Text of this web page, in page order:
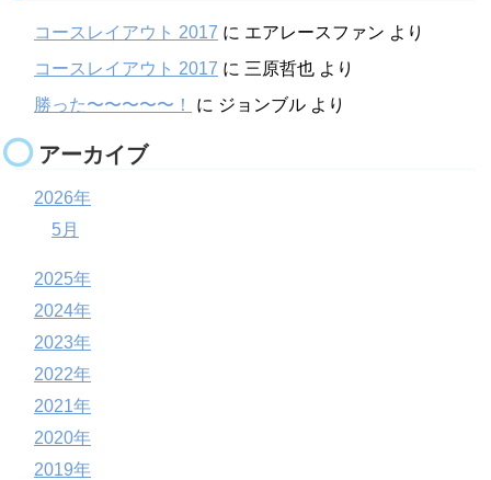
コースレイアウト 2017 に エアレースファン より
コースレイアウト 2017 に 三原哲也 より
勝った〜〜〜〜〜！
に ジョンブル より
アーカイブ
2026年
5月
2025年
2024年
2023年
2022年
2021年
2020年
2019年